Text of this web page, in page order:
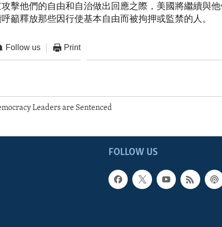
擊他們的自由和自治做出回應之際，美國將繼續與他
籲釋放那些因行使基本自由而被拘押或監禁的人。
Follow us Print
Leaders are Sentenced
FOLLOW US